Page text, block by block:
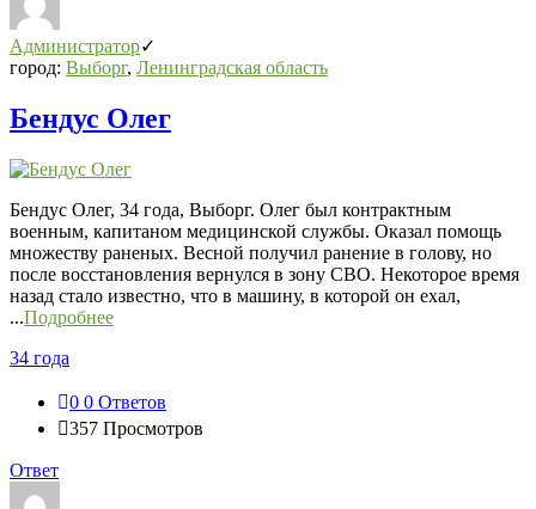
Администратор
город: Выборг, Ленинградская область
Бендус Олег
Бендус Олег, 34 года, Выборг. Олег был контрактным
военным, капитаном медицинской службы. Оказал помощь
множеству раненых. Весной получил ранение в голову, но
после восстановления вернулся в зону СВО. Некоторое время
назад стало известно, что в машину, в которой он ехал,
...Подробнее
34 года
0 0 Ответов
357 Просмотров
Ответ